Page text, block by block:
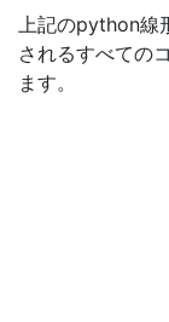
上記のpython線
されるすべての
ます。